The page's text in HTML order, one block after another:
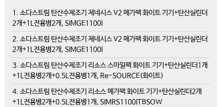
1. 소다스트림 탄산수제조기 제네시스 V2 메가팩 화이트 기기+탄산실린더
2개+1L전용병2개, SIMGE1100I
2. 소다스트림 탄산수제조기 제네시스 V2 메가팩 화이트 기기+탄산실린더
2개+1L전용병2개, SIMGE1100I
3. 소다스트림 탄산수제조기 리소스 스마일팩 화이트 기기+탄산실린더1개
+1L전용병2개+0.5L전용병1개, Re-SOURCE(화이트)
4. 소다스트림 탄산수제조기 리소스 메가팩 화이트 기기+탄산실린더2개
+1L전용병2개+0.5L전용병1개, SIMRS1100ITBSOW